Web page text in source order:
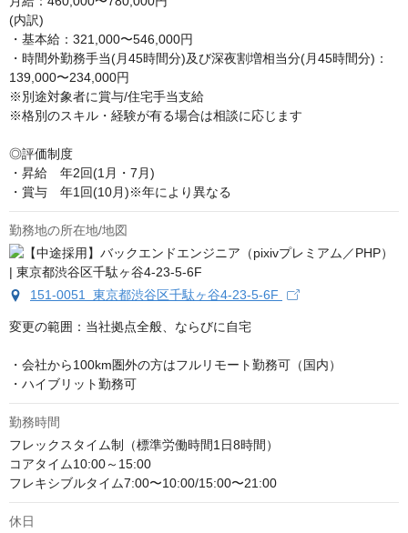
(内訳)
・基本給：321,000〜546,000円
・時間外勤務手当(月45時間分)及び深夜割増相当分(月45時間分)：
139,000〜234,000円
※別途対象者に賞与/住宅手当支給
※格別のスキル・経験が有る場合は相談に応じます
◎評価制度
・昇給　年2回(1月・7月)
・賞与　年1回(10月)※年により異なる
勤務地の所在地/地図
151-0051 東京都渋谷区千駄ヶ谷4-23-5-6F
変更の範囲：当社拠点全般、ならびに自宅
・会社から100km圏外の方はフルリモート勤務可（国内）
・ハイブリット勤務可
勤務時間
フレックスタイム制（標準労働時間1日8時間）
コアタイム10:00～15:00
フレキシブルタイム7:00〜10:00/15:00〜21:00
休日